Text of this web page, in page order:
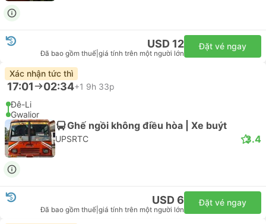
USD 12
Đã bao gồm thuế giá tính trên một người lớn
Đặt vé ngay
Xác nhận tức thì
17:01 02:34+1 9h 33p
Đê-Li
Gwalior
Ghế ngồi không điều hòa | Xe buýt
UPSRTC 3.4
USD 6
Đã bao gồm thuế giá tính trên một người lớn
Đặt vé ngay